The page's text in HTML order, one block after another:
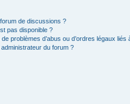
de discussions ?
pas disponible ?
problèmes d’abus ou d’ordres légaux liés
du forum ?